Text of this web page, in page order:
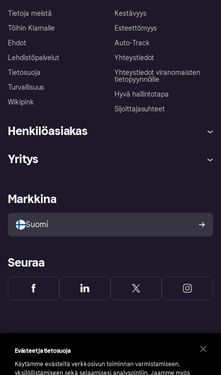
Tietoja meistä
Töihin Klarnalle
Ehdot
Lehdistöpalvelut
Tietosuoja
Turvallisuus
Wikipink
Kestävyys
Esteettömyys
Auto-Track
Yhteystiedot
Yhteystiedot viranomaisten
tietopyynnöille
Hyvä hallintotapa
Sijoittajasuhteet
Henkilöasiakas
Kirjaudu sisään
Tutustu kauppoihin
Ostajan turva
Yritys
Kirjaudu sisään yrityksenä
Markkina
Suomi
Seuraa
Evästeet ja tietosuoja
Käytämme evästeitä verkkosivun toiminnan varmistamiseen,
yksilöllistämiseen sekä selaamisesi analysointiin. Jaamme myös